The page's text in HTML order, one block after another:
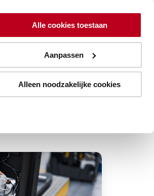
Alle cookies toestaan
Aanpassen
Alleen noodzakelijke cookies
Over
Aanmelden blogupdates